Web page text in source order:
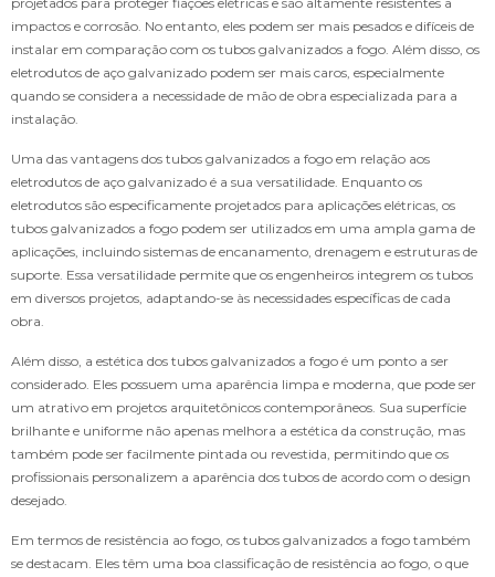
impactos e corrosão. No entanto, eles podem ser mais pesados e difíceis de
instalar em comparação com os tubos galvanizados a fogo. Além disso, os
eletrodutos de aço galvanizado podem ser mais caros, especialmente
quando se considera a necessidade de mão de obra especializada para a
instalação.
Uma das vantagens dos tubos galvanizados a fogo em relação aos
eletrodutos de aço galvanizado é a sua versatilidade. Enquanto os
eletrodutos são especificamente projetados para aplicações elétricas, os
tubos galvanizados a fogo podem ser utilizados em uma ampla gama de
aplicações, incluindo sistemas de encanamento, drenagem e estruturas de
suporte. Essa versatilidade permite que os engenheiros integrem os tubos
em diversos projetos, adaptando-se às necessidades específicas de cada
obra.
Além disso, a estética dos tubos galvanizados a fogo é um ponto a ser
considerado. Eles possuem uma aparência limpa e moderna, que pode ser
um atrativo em projetos arquitetônicos contemporâneos. Sua superfície
brilhante e uniforme não apenas melhora a estética da construção, mas
também pode ser facilmente pintada ou revestida, permitindo que os
profissionais personalizem a aparência dos tubos de acordo com o design
desejado.
Em termos de resistência ao fogo, os tubos galvanizados a fogo também
se destacam. Eles têm uma boa classificação de resistência ao fogo, o que